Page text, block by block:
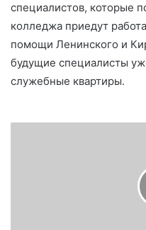
специалистов, которые
колледжа приедут
помощи Ленинского и
будущие специалисты
служебные квартиры.